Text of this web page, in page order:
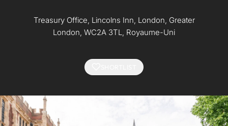
Treasury Office, Lincolns Inn, London, Greater
London, WC2A 3TL, Royaume-Uni